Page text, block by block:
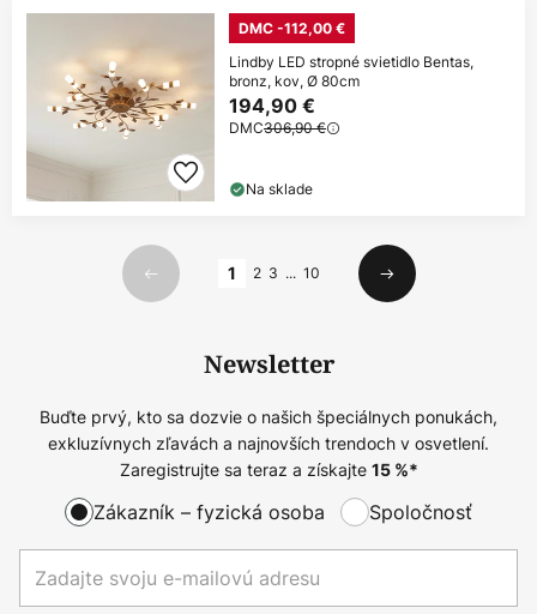
DMC -112,00 €
Lindby LED stropné svietidlo Bentas,
bronz, kov, Ø 80cm
194,90 €
DMC306,90 €
Na sklade
Predchádzajúci
1 2 3 ... 10
Ďalší
Newsletter
Buďte prvý, kto sa dozvie o našich špeciálnych ponukách,
exkluzívnych zľavách a najnovších trendoch v osvetlení.
Zaregistrujte sa teraz a získajte 15%*
Zákazník – fyzická osoba Spoločnosť